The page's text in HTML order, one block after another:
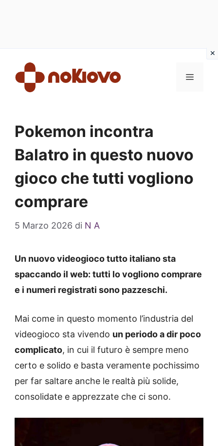
contenuto
MENU
Pokemon incontra
Balatro in questo nuovo
gioco che tutti vogliono
comprare
5 Marzo 2026 di N A
Un nuovo videogioco tutto italiano sta
spaccando il web: tutti lo vogliono comprare
e i numeri registrati sono pazzeschi.
Mai come in questo momento l’industria del
videogioco sta vivendo un periodo a dir poco
complicato, in cui il futuro è sempre meno
certo e solido e basta veramente pochissimo
per far saltare anche le realtà più solide,
consolidate e apprezzate che ci sono.